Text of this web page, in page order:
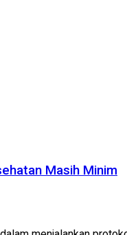
Masih Minim